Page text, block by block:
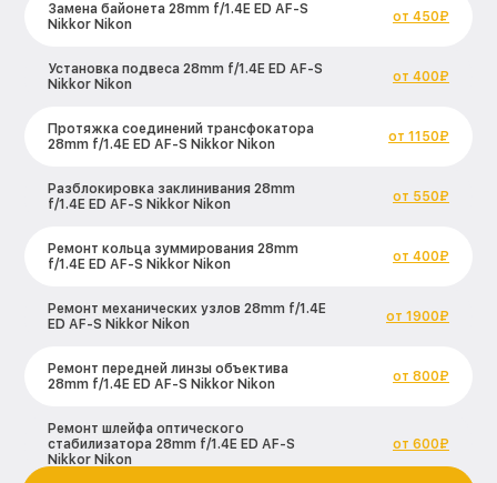
Замена байонета 28mm f/1.4E ED AF-S
Nikkor Nikon
от 450₽
Установка подвеса 28mm f/1.4E ED AF-S
Nikkor Nikon
от 400₽
Протяжка соединений трансфокатора
28mm f/1.4E ED AF-S Nikkor Nikon
от 1150₽
Разблокировка заклинивания 28mm
f/1.4E ED AF-S Nikkor Nikon
от 550₽
Ремонт кольца зуммирования 28mm
f/1.4E ED AF-S Nikkor Nikon
от 400₽
Ремонт механических узлов 28mm f/1.4E
ED AF-S Nikkor Nikon
от 1900₽
Ремонт передней линзы объектива
28mm f/1.4E ED AF-S Nikkor Nikon
от 800₽
Ремонт шлейфа оптического
стабилизатора 28mm f/1.4E ED AF-S
Nikkor Nikon
от 600₽